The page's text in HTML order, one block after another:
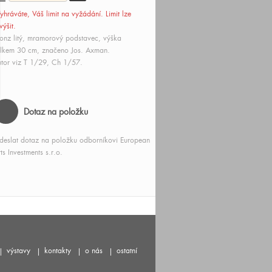
Váš limit na vyžádání. Limit lze
litý, mramorový podstavec, výška
30 cm, značeno Jos. Axman.
viz T 1/29, Ch 1/57.
Dotaz na položku
dotaz na položku odborníkovi European
Investments s.r.o.
výstavy kontakty o nás ostatní